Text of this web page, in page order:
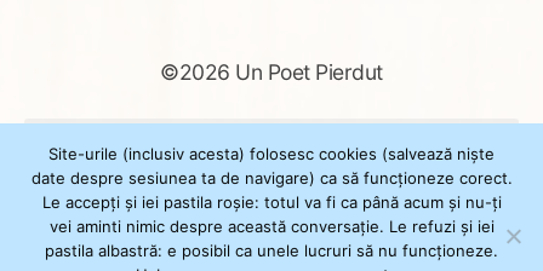
©2026 Un Poet Pierdut
după:
Powered byWordPress
Site-urile (inclusiv acesta) folosesc cookies (salvează niște
date despre sesiunea ta de navigare) ca să funcționeze corect.
Le accepți și iei pastila roșie: totul va fi ca până acum și nu-ți
vei aminti nimic despre această conversație. Le refuzi și iei
pastila albastră: e posibil ca unele lucruri să nu funcționeze.